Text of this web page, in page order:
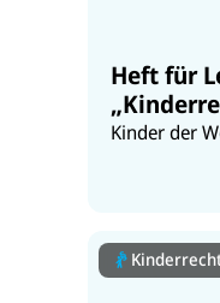
Heft für
Welt“
Kinder der